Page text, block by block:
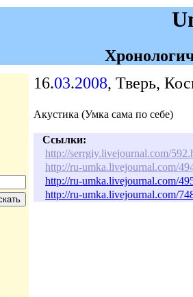
16.03.2008, Тверь,
Акустика (Умка сама по себе)
Ссылки:
http://serrgiy.livejournal.com/
http://ru-umka.livejournal.com/
http://ru-umka.livejournal.com/
http://ru-umka.livejournal.com/